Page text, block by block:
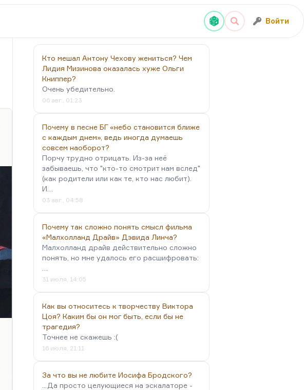
Войти
Кто мешал Антону Чехову жениться? Чем
Лидия Мизинова оказалась хуже Ольги
Книппер?
Очень убедительно.
06 авг., 01:23
Почему в песне БГ «небо становится ближе
с каждым днем», ведь иногда думаешь
совсем наоборот?
Порчу трудно отрицать. Из-за неё
забываешь, что "кто-то смотрит нам вслед"
(как родители или как те, кто нас любит).
И…
03 авг., 04:58
Почему так сложно понять смысл фильма
«Малхолланд Драйв» Дэвида Линча?
Малхолланд драйв действительно сложно
понять, но мне удалось его расшифровать:
31 июля, 14:05
Как вы относитесь к творчеству Виктора
Цоя? Каким бы он мог быть, если бы не
трагедия?
Точнее не скажешь :(
16 июля, 21:11
За что вы не любите Иосифа Бродского?
...Да просто целующиеся на эскалаторе -